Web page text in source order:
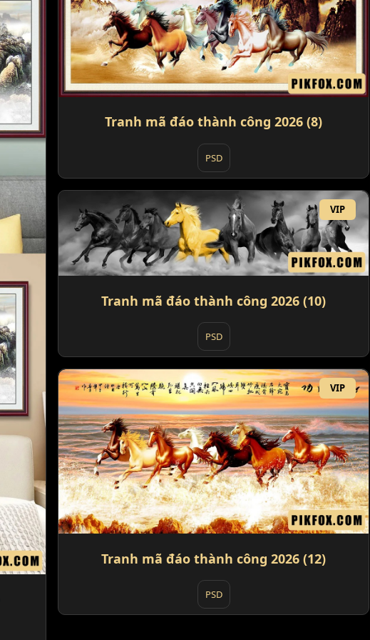
Tranh mã đáo thành công 2026 (8)
PSD
VIP
Tranh mã đáo thành công 2026 (10)
PSD
VIP
Tranh mã đáo thành công 2026 (12)
PSD